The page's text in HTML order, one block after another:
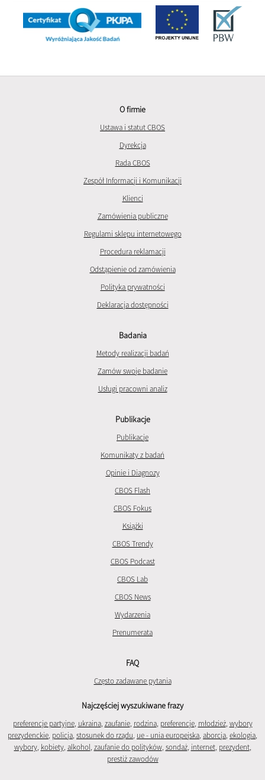
O firmie
Ustawa i statut CBOS
Dyrekcja
Rada CBOS
Zespół Informacji i Komunikacji
Klienci
Zamówienia publiczne
Regulami sklepu internetowego
Procedura reklamacji
Odstąpienie od zamówienia
Polityka prywatności
Deklaracja dostępności
Badania
Metody realizacji badań
Zamów swoje badanie
Usługi pracowni analiz
Publikacje
Publikacje
Komunikaty z badań
Opinie i Diagnozy
CBOS Flash
CBOS Fokus
Książki
CBOS Trendy
CBOS Podcast
CBOS Lab
CBOS News
Wydarzenia
Prenumerata
FAQ
Często zadawane pytania
Najczęściej wyszukiwane frazy
preferencje partyjne, ukraina, zaufanie, rodzina, preferencje, młodzież, wybory
prezydenckie, policja, stosunek do rządu, ue - unia europejska, aborcja, ekologia,
wybory, kobiety, alkohol, zaufanie do polityków, sondaż, internet, prezydent,
prestiż zawodów